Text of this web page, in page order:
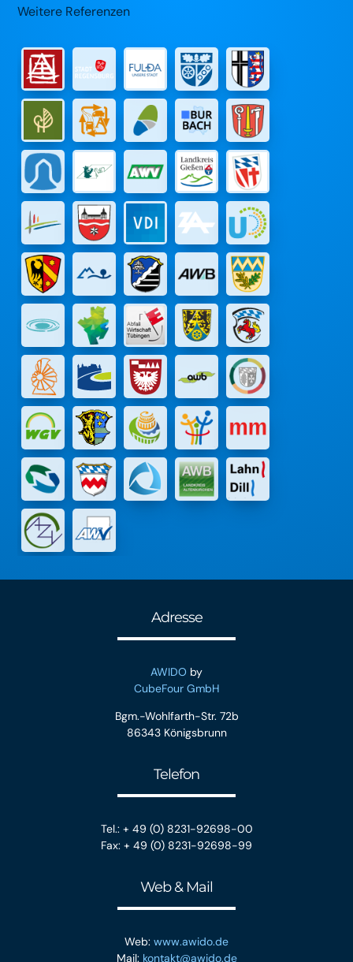
Weitere Referenzen
Adresse
AWIDO by
CubeFour GmbH
Bgm.-Wohlfarth-Str. 72b
86343 Königsbrunn
Telefon
Tel.: + 49 (0) 8231-92698-00
Fax: + 49 (0) 8231-92698-99
Web & Mail
Web: www.awido.de
Mail: kontakt@awido.de